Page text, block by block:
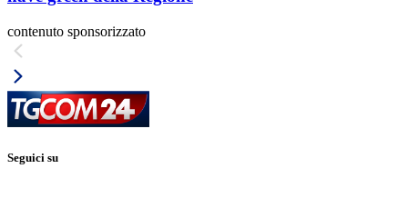
contenuto sponsorizzato
Seguici su